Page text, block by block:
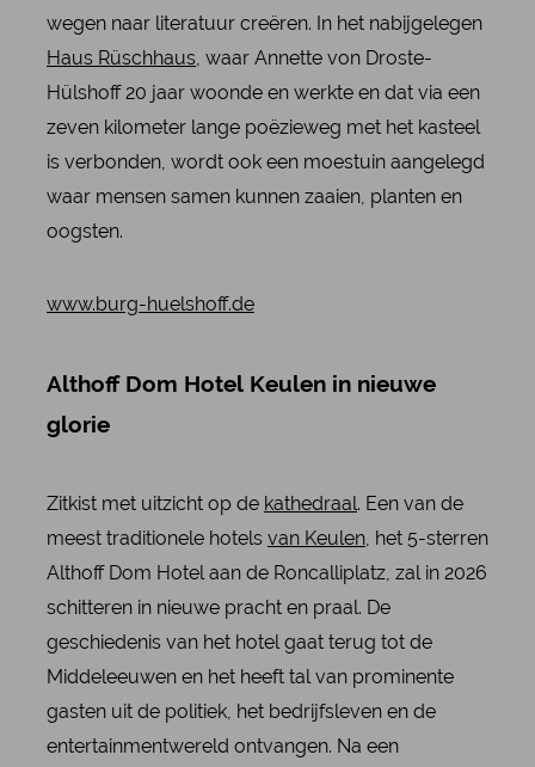
wegen naar literatuur creëren. In het nabijgelegen
Haus Rüschhaus, waar Annette von Droste-
Hülshoff 20 jaar woonde en werkte en dat via een
zeven kilometer lange poëzieweg met het kasteel
is verbonden, wordt ook een moestuin aangelegd
waar mensen samen kunnen zaaien, planten en
oogsten.
www.burg-huelshoff.de
Althoff Dom Hotel Keulen in nieuwe
glorie
Zitkist met uitzicht op de kathedraal. Een van de
meest traditionele hotels van Keulen, het 5-sterren
Althoff Dom Hotel aan de Roncalliplatz, zal in 2026
schitteren in nieuwe pracht en praal. De
geschiedenis van het hotel gaat terug tot de
Middeleeuwen en het heeft tal van prominente
gasten uit de politiek, het bedrijfsleven en de
entertainmentwereld ontvangen. Na een